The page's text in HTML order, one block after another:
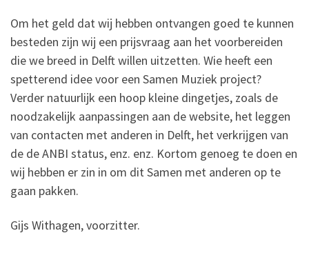
Om het geld dat wij hebben ontvangen goed te kunnen
besteden zijn wij een prijsvraag aan het voorbereiden
die we breed in Delft willen uitzetten. Wie heeft een
spetterend idee voor een Samen Muziek project?
Verder natuurlijk een hoop kleine dingetjes, zoals de
noodzakelijk aanpassingen aan de website, het leggen
van contacten met anderen in Delft, het verkrijgen van
de de ANBI status, enz. enz. Kortom genoeg te doen en
wij hebben er zin in om dit Samen met anderen op te
gaan pakken.
Gijs Withagen, voorzitter.